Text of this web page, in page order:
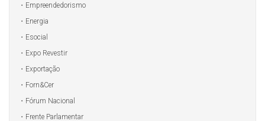
Empreendedorismo
Energia
Esocial
Expo Revestir
Exportação
Forn&Cer
Fórum Nacional
Frente Parlamentar